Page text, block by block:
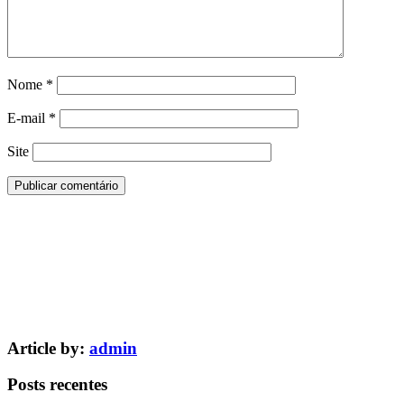
Nome *
E-mail *
Site
Article by: admin
Posts recentes